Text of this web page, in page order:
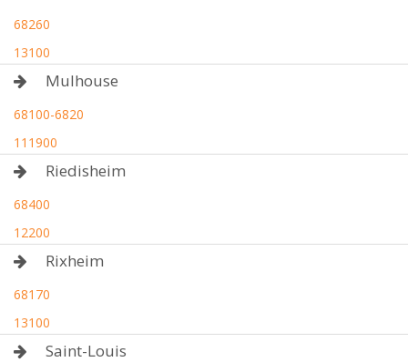
68260
13100
Mulhouse
68100-6820
111900
Riedisheim
68400
12200
Rixheim
68170
13100
Saint-Louis